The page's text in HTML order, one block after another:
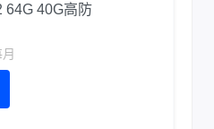
64G 40G高防